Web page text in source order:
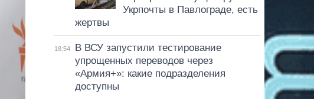
Укрпочты в Павлограде, есть
жертвы
18:54
В ВСУ запустили тестирование
упрощенных переводов через
«Армия+»: какие подразделения
доступны